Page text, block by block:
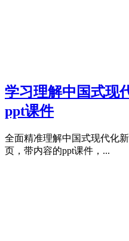
学习理解中国式现
ppt课件
全面精准理解中国式现代化
页，带内容的ppt课件，...